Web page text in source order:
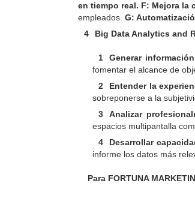
en tiempo real. F: Mejora la
empleados. G:
Big Data Analytics and
Generar información
fomentar el alcance de
Entender la
sobreponerse a la
Analizar
espacios multipantalla
Desarrollar
informe los datos más
Para FORTUNA